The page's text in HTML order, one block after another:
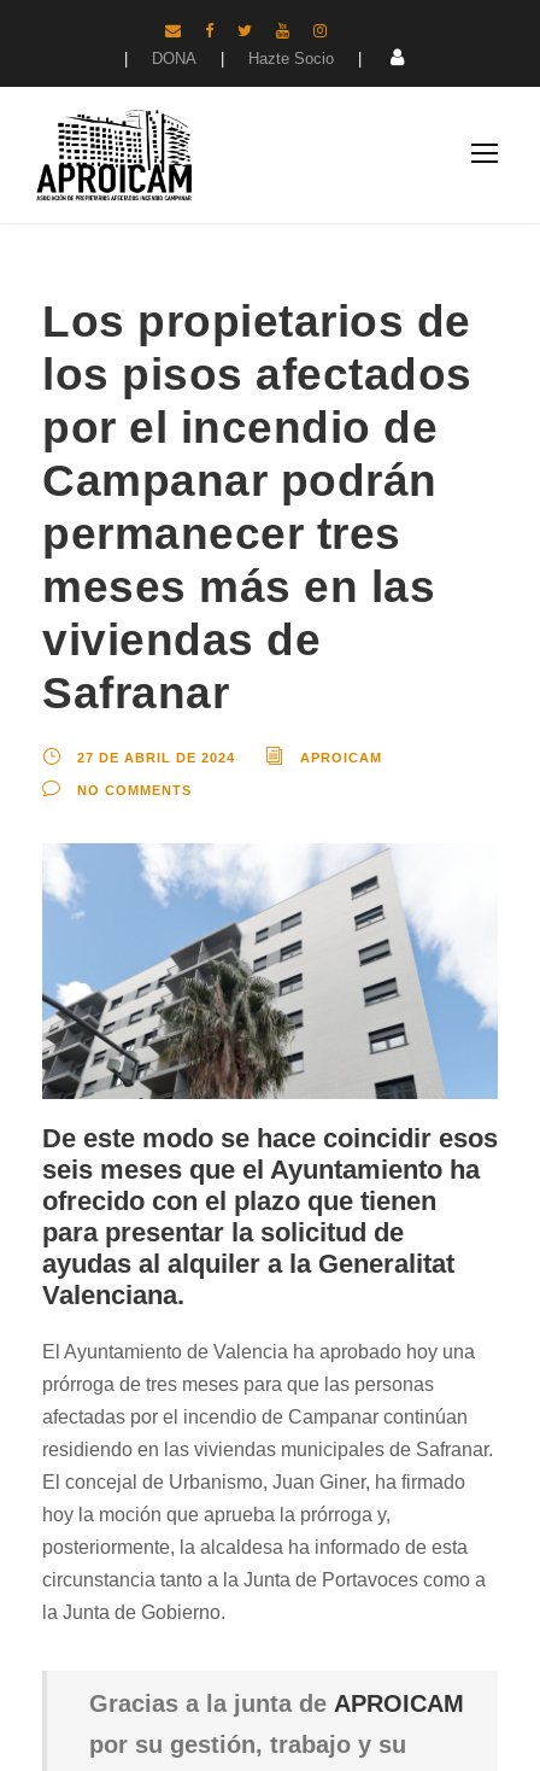
DONA Hazte Socio
Los propietarios de
los pisos afectados
por el incendio de
Campanar podrán
permanecer tres
meses más en las
viviendas de
Safranar
27 DE ABRIL DE 2024 APROICAM
NO COMMENTS
De este modo se hace coincidir esos
seis meses que el Ayuntamiento ha
ofrecido con el plazo que tienen
para presentar la solicitud de
ayudas al alquiler a la Generalitat
Valenciana.
El Ayuntamiento de Valencia ha aprobado hoy una
prórroga de tres meses para que las personas
afectadas por el incendio de Campanar continúan
residiendo en las viviendas municipales de Safranar.
El concejal de Urbanismo, Juan Giner, ha firmado
hoy la moción que aprueba la prórroga y,
posteriormente, la alcaldesa ha informado de esta
circunstancia tanto a la Junta de Portavoces como a
la Junta de Gobierno.
Gracias a la junta de APROICAM
por su gestión, trabajo y su